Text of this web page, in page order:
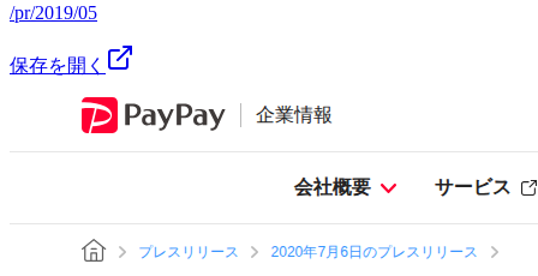
/pr/2019/05
保存を開く